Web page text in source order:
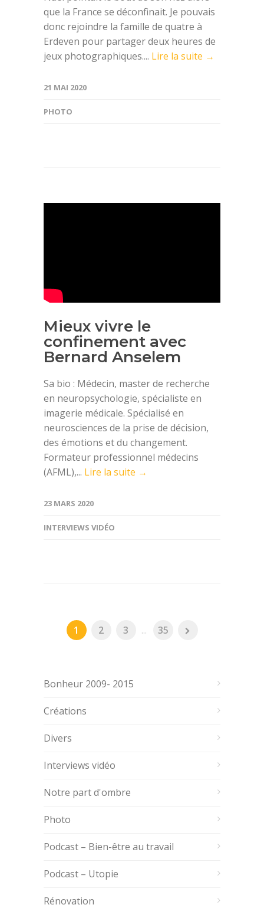
que la France se déconfinait. Je pouvais
donc rejoindre la famille de quatre à
Erdeven pour partager deux heures de
jeux photographiques.... Lire la suite →
21 MAI 2020
PHOTO
Mieux vivre le
confinement avec
Bernard Anselem
Sa bio : Médecin, master de recherche
en neuropsychologie, spécialiste en
imagerie médicale. Spécialisé en
neurosciences de la prise de décision,
des émotions et du changement.
Formateur professionnel médecins
(AFML),... Lire la suite →
23 MARS 2020
INTERVIEWS VIDÉO
1 2 3 ... 35
Bonheur 2009- 2015
Créations
Divers
Interviews vidéo
Notre part d'ombre
Photo
Podcast – Bien-être au travail
Podcast – Utopie
Rénovation